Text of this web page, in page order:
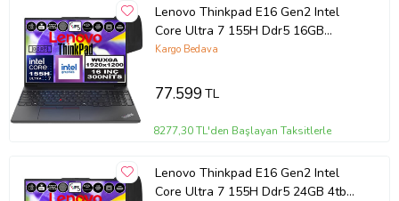
Lenovo Thinkpad E16 Gen2 Intel
Core Ultra 7 155H Ddr5 16GB
512GB SSD Intel® Aı Boost 16"
Taşınabilir Bilgisayar
Kargo Bedava
77.599TL
8277,30 TL'den Başlayan Taksitlerle
Lenovo Thinkpad E16 Gen2 Intel
Core Ultra 7 155H Ddr5 24GB 4tb